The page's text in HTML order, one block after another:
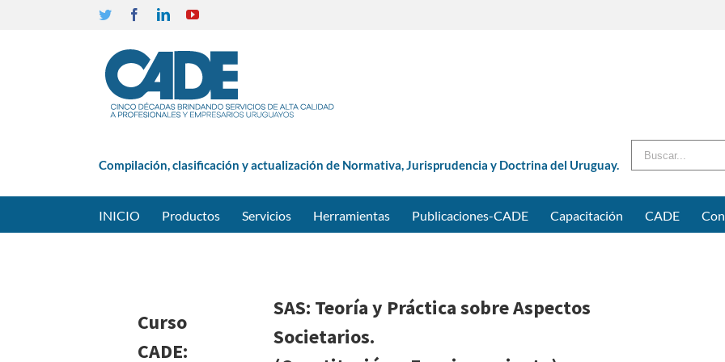
Twitter FacebookLinkedinYouTube
Compilación, clasificación y actualización de Normativa, Jurisprudencia y Doctrina del Uruguay.
INICIO Productos Servicios Herramientas Publicaciones-CADE Capacitación CADE
Curso
CADE:
SAS: Teoría y Práctica sobre Aspectos
Societarios.